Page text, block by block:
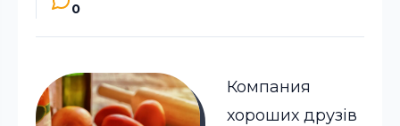
0
Компания
хороших друзів